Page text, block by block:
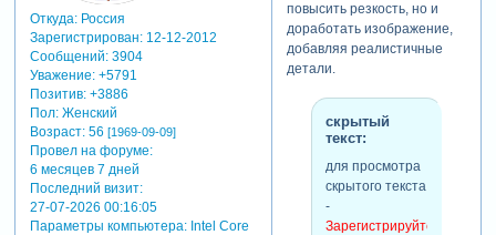
Откуда:Россия
Зарегистрирован: 12-12-2012
Сообщений:3904
Уважение: +5791
Позитив: +3886
Пол:Женский
Возраст:56 [1969-09-09]
Провел на форуме:
6 месяцев 7 дней
Последний визит:
27-07-2026 00:16:05
Параметры компьютера:Intel Core
повысить резкость, но и
доработать изображение,
добавляя реалистичные
детали.
скрытый
текст:
для просмотра
скрытого текста
-
Зарегистрируйтесь,